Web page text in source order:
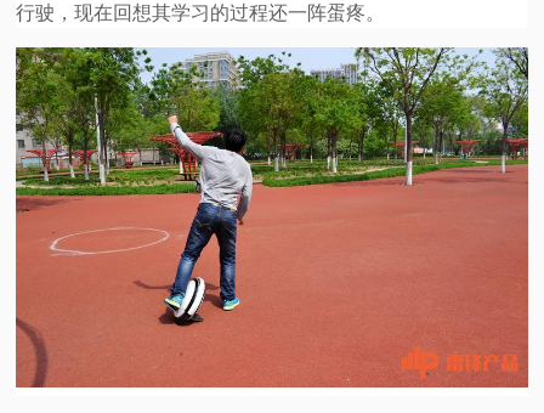
行驶，现在回想其学习的过程还一阵蛋疼。